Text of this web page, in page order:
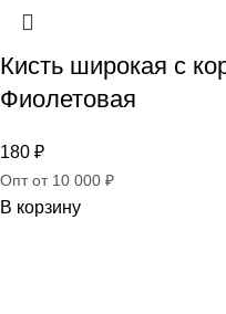
Кисть широкая c
Фиолетовая
180 ₽
Опт от 10 000 ₽
В корзину